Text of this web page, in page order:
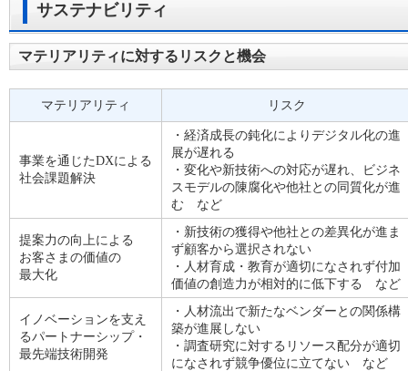
サステナビリティ
マテリアリティに対するリスクと機会
マテリアリティ リスク
事業を通じたDXによる
社会課題解決
・経済成長の鈍化によりデジタル化の進
展が遅れる
・変化や新技術への対応が遅れ、ビジネ
スモデルの陳腐化や他社との同質化が進
む など
提案力の向上による
お客さまの価値の
最大化
・新技術の獲得や他社との差異化が進ま
ず顧客から選択されない
・人材育成・教育が適切になされず付加
価値の創造力が相対的に低下する など
イノベーションを支え
るパートナーシップ・
最先端技術開発
・人材流出で新たなベンダーとの関係構
築が進展しない
・調査研究に対するリソース配分が適切
になされず競争優位に立てない など